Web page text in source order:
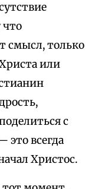
что
смысл, только
или
с
всегда
Христос.